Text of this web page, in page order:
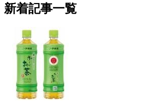
新着記事一覧